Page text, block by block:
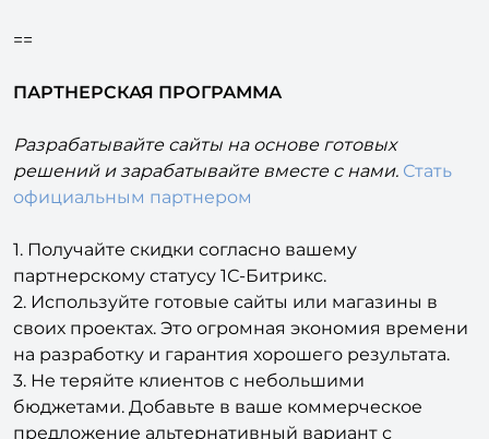
==
ПАРТНЕРСКАЯ ПРОГРАММА
Разрабатывайте сайты на основе готовых
решений и зарабатывайте вместе с нами. Стать
официальным партнером
1. Получайте скидки согласно вашему
партнерскому статусу 1С-Битрикс.
2. Используйте готовые сайты или магазины в
своих проектах. Это огромная экономия времени
на разработку и гарантия хорошего результата.
3. Не теряйте клиентов с небольшими
бюджетами. Добавьте в ваше коммерческое
предложение альтернативный вариант с